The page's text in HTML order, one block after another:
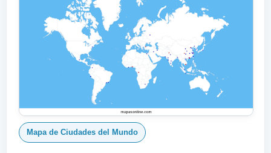
Mapa de Ciudades del Mundo